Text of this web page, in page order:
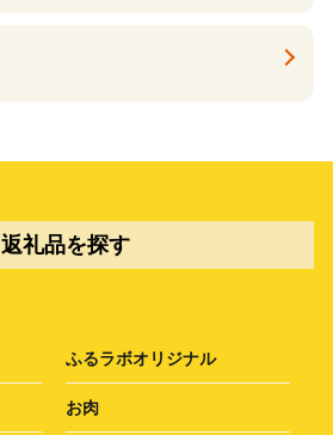
返礼品を探す
ふるラボオリジナル
お肉